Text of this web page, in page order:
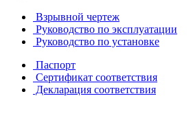
Взрывной чертеж
Руководство по эксплуатации
Руководство по установке
Паспорт
Сертификат соответствия
Декларация соответствия